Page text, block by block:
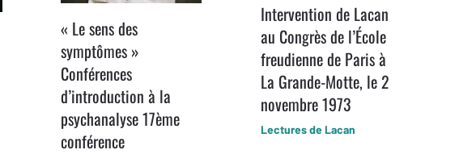
« Le sens des
symptômes »
Conférences
d’introduction à la
psychanalyse 17ème
conférence
Intervention de Lacan
au Congrès de l’École
freudienne de Paris à
La Grande-Motte, le 2
novembre 1973
Lectures de Lacan